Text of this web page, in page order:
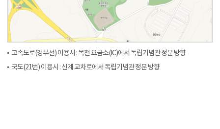
고속도로(경부선) 이용시 : 목천 요금소(IC)에서 독립기념관 정문 방향
국도(21번) 이용시 : 신계 교차로에서 독립기념관 정문 방향